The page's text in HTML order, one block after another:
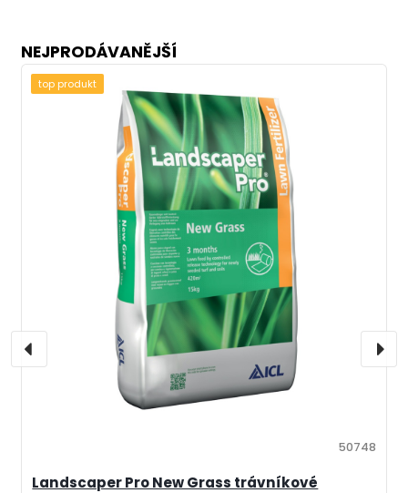
NEJPRODÁVANĚJŠÍ
Landscaper Pro New Grass trávníkové
50748
top produkt